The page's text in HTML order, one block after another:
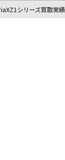
シリーズ買取実績